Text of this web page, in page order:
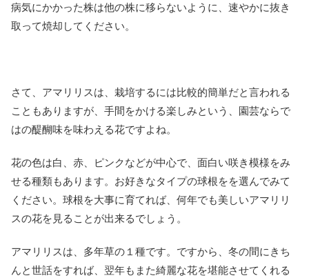
病気にかかった株は他の株に移らないように、速やかに抜き
取って焼却してください。
さて、アマリリスは、栽培するには比較的簡単だと言われる
こともありますが、手間をかける楽しみという、園芸ならで
はの醍醐味を味わえる花ですよね。
花の色は白、赤、ピンクなどが中心で、面白い咲き模様をみ
せる種類もあります。お好きなタイプの球根をを選んでみて
ください。球根を大事に育てれば、何年でも美しいアマリリ
スの花を見ることが出来るでしょう。
アマリリスは、多年草の１種です。ですから、冬の間にきち
んと世話をすれば、翌年もまた綺麗な花を堪能させてくれる